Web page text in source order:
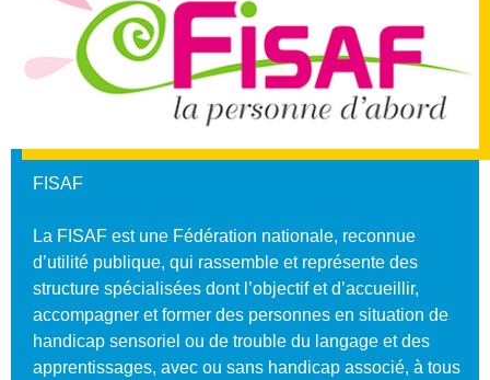
FISAF
La FISAF est une Fédération nationale, reconnue
d’utilité publique, qui rassemble et représente des
structure spécialisées dont l’objectif et d’accueillir,
accompagner et former des personnes en situation de
handicap sensoriel ou de trouble du langage et des
apprentissages, avec ou sans handicap associé, à tous